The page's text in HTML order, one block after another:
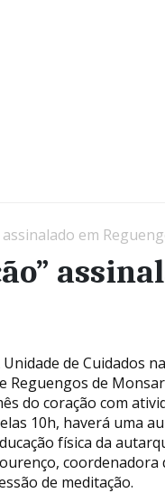
em
Unidade de Cuidados
Reguengos de
do coração com
10h, haverá uma
física da
coordenadora
de meditação.